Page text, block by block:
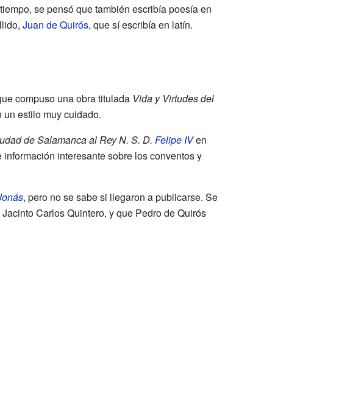
se pensó que también escribía poesía en
Juan de Quirós, que sí escribía en latín.
compuso una obra titulada Vida y Virtudes del
un estilo muy cuidado.
de Salamanca al Rey N. S. D. Felipe IVen
interesante sobre los conventos y
, pero no se sabe si llegaron a publicarse. Se
Carlos Quintero, y que Pedro de Quirós